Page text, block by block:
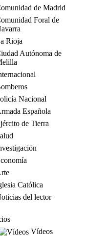
de Madrid
Foral de
Rioja
Autónoma de
Nacional
Española
de Tierra
Católica
del lector
Vídeos